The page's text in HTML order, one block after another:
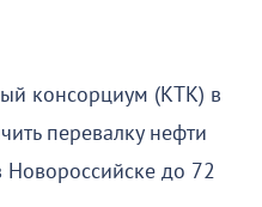
консорциум (КТК) в
перевалку нефти
до 72